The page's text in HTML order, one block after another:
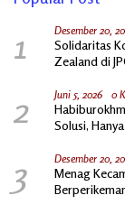
1 Desember 20,
Solidaritas
Zealand di
2 Juni 5, 2026 0
Solusi,
3 Desember 20,
Menag